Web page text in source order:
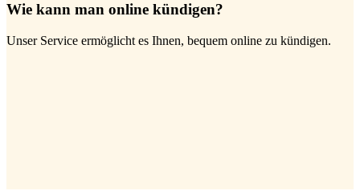
Wie kann man online kündigen?
Unser Service ermöglicht es Ihnen, bequem online zu kündigen.